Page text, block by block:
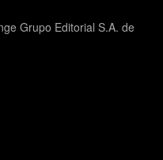
Grupo Editorial S.A. de